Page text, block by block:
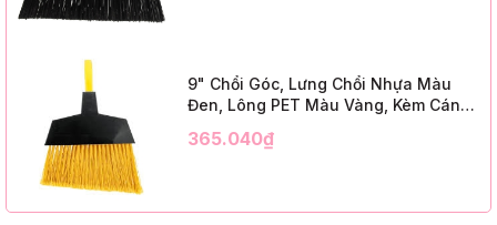
9" Chổi Góc, Lưng Chổi Nhựa Màu
Đen, Lông PET Màu Vàng, Kèm Cán
12 Bộ/Thùng (9" Angle Broom, Black
365.040₫